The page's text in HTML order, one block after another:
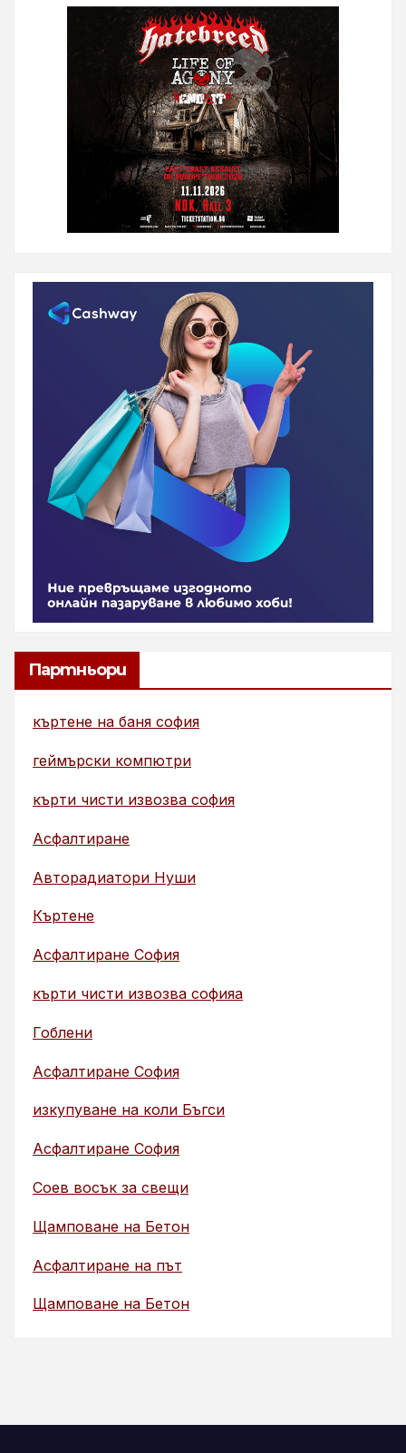
Партньори
къртене на баня софия
геймърски компютри
кърти чисти извозва софия
Асфалтиране
Авторадиатори Нуши
Къртене
Асфалтиране София
кърти чисти извозва софияа
Гоблени
Асфалтиране София
изкупуване на коли Бъгси
Асфалтиране София
Соев восък за свещи
Щамповане на Бетон
Асфалтиране на път
Щамповане на Бетон